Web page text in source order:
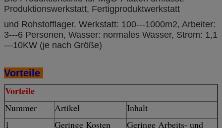
Produktionswerkstatt, Fertigproduktwerkstatt
und Rohstofflager. Werkstatt: 100---1000m2, Arbeiter:
3---6 Personen, Wasser: normales Wasser, Strom: 1,1
—10KW (je nach Größe)
Vorteile
Vorteile
Nummer Artikel
Inhalt
1
Geringe Kosten Geringe Arbeits- und